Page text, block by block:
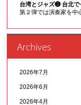
台湾とジャズ❸ 台北で
第２弾では演奏家を
Archives
2026年7月
2026年6月
2026年4月